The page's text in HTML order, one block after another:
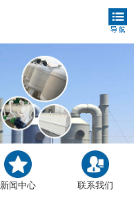
新闻中心 联系我们